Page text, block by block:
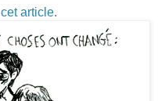
cet article.